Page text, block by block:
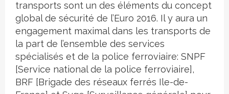
transports sont un des éléments du concept
global de sécurité de l’Euro 2016. Il y aura un
engagement maximal dans les transports de
la part de l’ensemble des services
spécialisés et de la police ferroviaire: SNPF
[Service national de la police ferroviaire],
BRF [Brigade des réseaux ferrés Ile-de-